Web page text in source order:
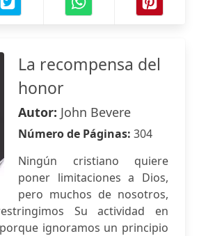
La recompensa del
honor
Autor: John Bevere
Número de Páginas: 304
Ningún cristiano quiere
poner limitaciones a Dios,
pero muchos de nosotros,
Su actividad en
ignoramos un principio